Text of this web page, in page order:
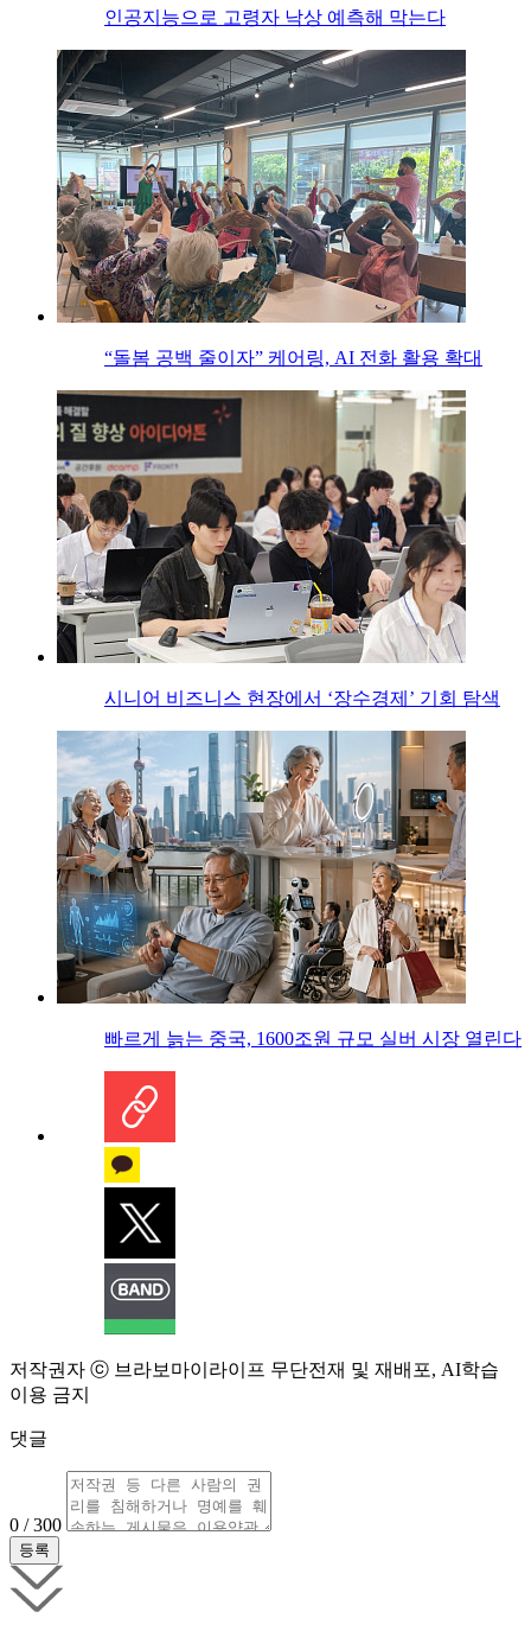
인공지능으로 고령자 낙상 예측해 막는다
“돌봄 공백 줄이자” 케어링, AI 전화 활용 확대
시니어 비즈니스 현장에서 ‘장수경제’ 기회 탐색
빠르게 늙는 중국, 1600조원 규모 실버 시장 열린다
저작권자 ⓒ 브라보마이라이프 무단전재 및 재배포, AI학습
이용 금지
댓글
0 / 300